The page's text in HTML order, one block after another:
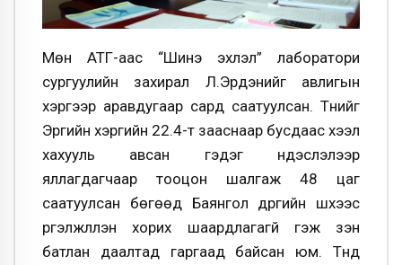
Мөн АТГ-аас “Шинэ эхлэл” лаборатори
сургуулийн захирал Л.Эрдэнийг авлигын
хэргээр аравдугаар сард саатуулсан. Түүнийг
Эрүүгийн хэргийн 22.4-т зааснаар бусдаас хээл
хахууль авсан гэдэг үндэслэлээр
яллагдагчаар тооцон шалгаж 48 цаг
саатуулсан бөгөөд Баянгол дүүргийн шүүхээс
үргэлжлүүлэн хорих шаардлагагүй гэж үзэн
батлан даалтад гаргаад байсан юм. Түүнд